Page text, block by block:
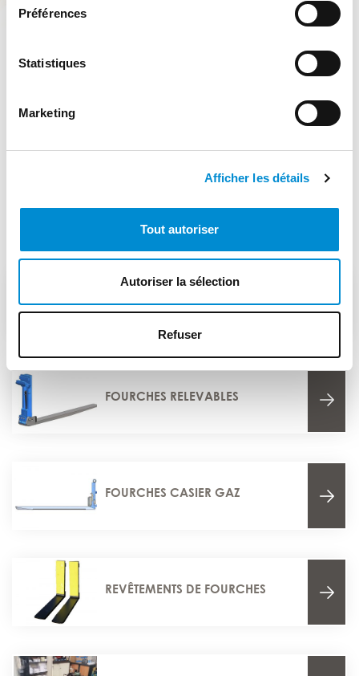
Préférences
Statistiques
Marketing
Afficher les détails
Tout autoriser
Autoriser la sélection
Refuser
Fourche pivotante revêtement caoutchouc
FOURCHES RELEVABLES
FOURCHES CASIER GAZ
REVÊTEMENTS DE FOURCHES